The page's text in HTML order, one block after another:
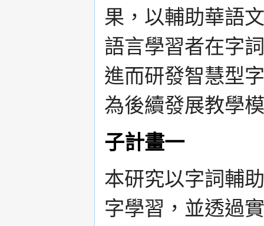
果，以輔助華語
語言學習者在字
進而研發智慧型
為後續發展教學
子計畫一
本研究以字詞輔
字學習，並透過